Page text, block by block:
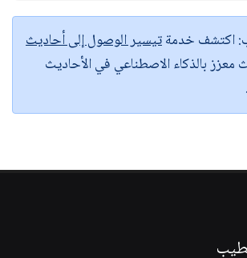
اكتشف خدمةتيسير الوصول إلى أحاديث
بالذكاء الاصطناعي في الأحاديث